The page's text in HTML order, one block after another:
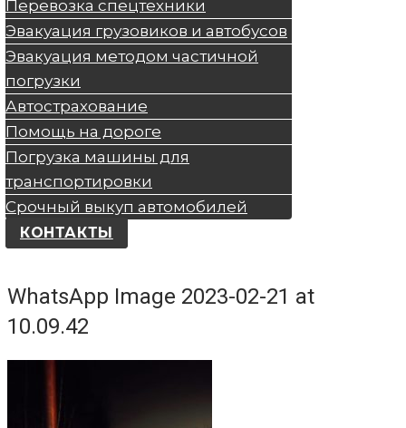
Перевозка спецтехники
Эвакуация грузовиков и автобусов
Эвакуация методом частичной
погрузки
Автострахование
Помощь на дороге
Погрузка машины для
транспортировки
Срочный выкуп автомобилей
КОНТАКТЫ
WhatsApp Image 2023-02-21 at
10.09.42